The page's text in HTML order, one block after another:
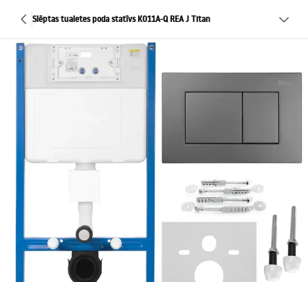
Slēptas tualetes poda statīvs K011A-Q REA J Titan